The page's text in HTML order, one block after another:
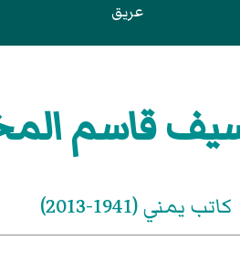
عريق
قاسم
كاتب يمني (1941-2013)